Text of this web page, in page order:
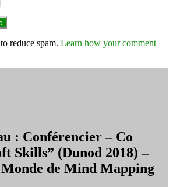
reduce spam. Learn how your comment
: Conférencier – Co
Skills” (Dunod 2018) –
de Mind Mapping